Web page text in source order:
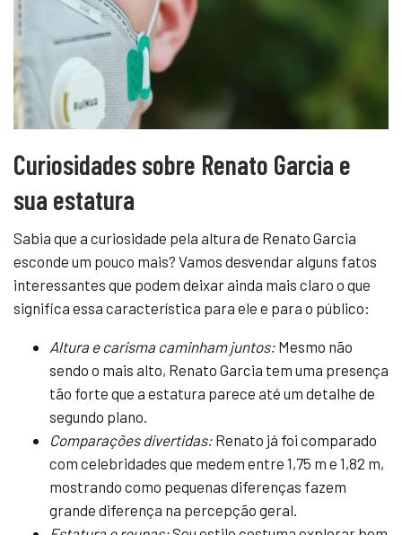
Curiosidades sobre Renato Garcia e
sua estatura
Sabia que a curiosidade pela altura de Renato Garcia
esconde um pouco mais? Vamos desvendar alguns fatos
interessantes que podem deixar ainda mais claro o que
significa essa característica para ele e para o público:
Altura e carisma caminham juntos: Mesmo não
sendo o mais alto, Renato Garcia tem uma presença
tão forte que a estatura parece até um detalhe de
segundo plano.
Comparações divertidas: Renato já foi comparado
com celebridades que medem entre 1,75 m e 1,82 m,
mostrando como pequenas diferenças fazem
grande diferença na percepção geral.